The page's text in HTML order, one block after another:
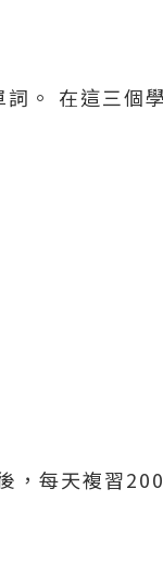
。 在這三個
，每天複習